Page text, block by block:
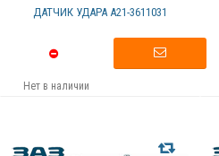
ДАТЧИК УДАРА А21-3611031
Нет в наличии